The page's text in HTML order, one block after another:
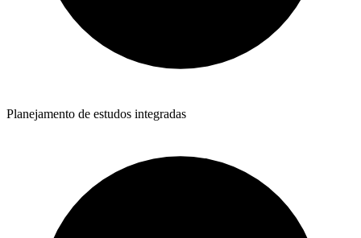
Planejamento de estudos integradas